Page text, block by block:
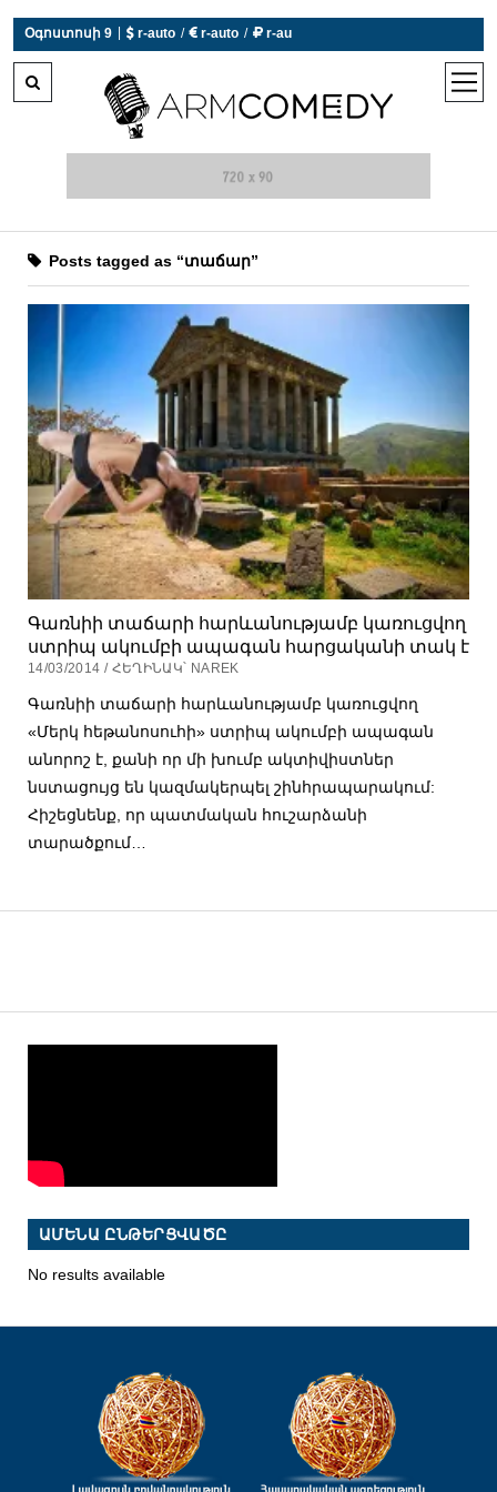
Օգոստոսի 9  r-auto /  r-auto /  r-au
open
Posts tagged as “տաճար”
Գառնիի տաճարի հարևանությամբ կառուցվող
ստրիպ ակումբի ապագան հարցականի տակ է
14/03/2014 / ՀԵՂԻՆԱԿ՝ NAREK
Գառնիի տաճարի հարևանությամբ կառուցվող
«Մերկ հեթանոսուհի» ստրիպ ակումբի ապագան
անորոշ է, քանի որ մի խումբ ակտիվիստներ
նստացույց են կազմակերպել շինհրապարակում:
Հիշեցնենք, որ պատմական հուշարձանի
տարածքում…
ԱՄԵՆԱ ԸՆԹԵՐՑՎԱԾԸ
No results available